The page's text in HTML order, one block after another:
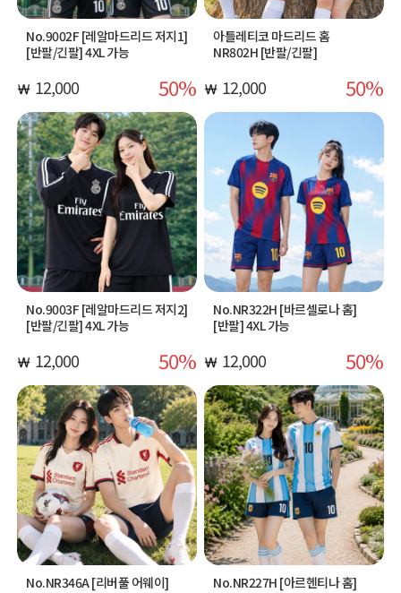
No.9002F [레알마드리드 저지1]
[반팔/긴팔] 4XL 가능
12,000 50
아틀레티코 마드리드 홈
NR802H [반팔/긴팔]
12,000 50
No.9003F [레알마드리드 저지2]
[반팔/긴팔] 4XL 가능
12,000 50
No.NR322H [바르셀로나 홈]
[반팔] 4XL 가능
12,000 50
No.NR346A [리버풀 어웨이]
No.NR227H [아르헨티나 홈]